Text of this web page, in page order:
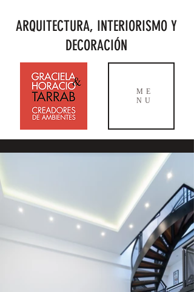
ARQUITECTURA, INTERIORISMO Y
DECORACIÓN
ME
NU